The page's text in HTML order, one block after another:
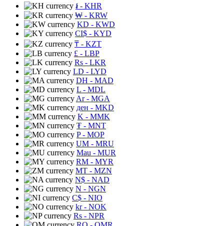
៛ - KHR
₩ - KRW
KD - KWD
CI$ - KYD
₸ - KZT
£ - LBP
Rs - LKR
LD - LYD
DH - MAD
L - MDL
Ar- MGA
ден - MKD
K - MMK
₮ - MNT
P- MOP
UM - MRU
Mau - MUR
RM - MYR
MT - MZN
N$ - NAD
N - NGN
C$ - NIO
kr- NOK
Rs - NPR